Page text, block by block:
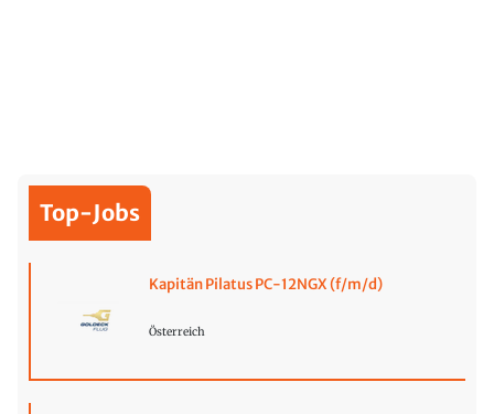
Top-Jobs
Kapitän Pilatus PC-12NGX (f/m/d)
Österreich